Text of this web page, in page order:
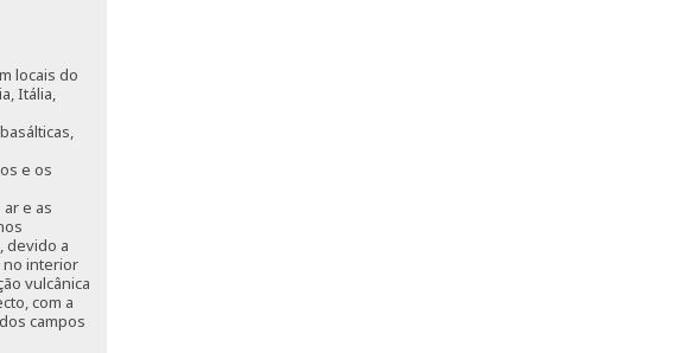
locais do
Itália,
e os
e as
devido a
no interior
vulcânica
com a
campos